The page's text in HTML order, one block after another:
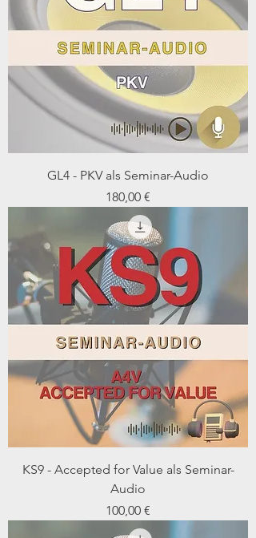
GL4 - PKV als Seminar-Audio
Preis
180,00 €
KS9 - Accepted for Value als Seminar-
Audio
Preis
100,00 €